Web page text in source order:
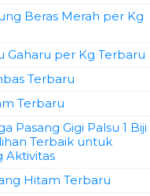
Beras Merah per Kg
Gaharu per Kg Terbaru
Terbaru
Terbaru
Pasang Gigi Palsu 1 Biji
Terbaik untuk
Aktivitas
Hitam Terbaru